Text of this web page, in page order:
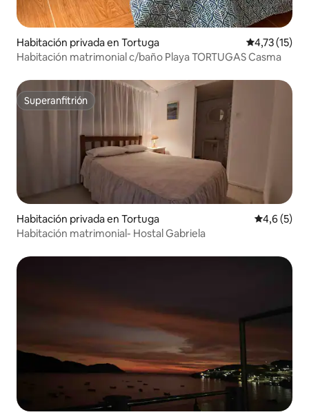
Habitación privada en Tortuga Calificación
4,73 (15)
Habitación matrimonial c/baño Playa TORTUGAS Casma
Superanfitrión
Superanfitrión
Habitación privada en Tortuga
4,6 (5)
Habitación matrimonial- Hostal Gabriela